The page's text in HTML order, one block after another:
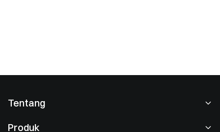
Tentang
Produk